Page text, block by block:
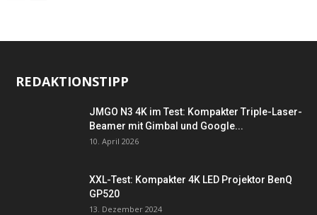
REDAKTIONSTIPP
JMGO N3 4K im Test: Kompakter Triple-Laser-
Beamer mit Gimbal und Google...
10. April 2026
XXL-Test: Kompakter 4K LED Projektor BenQ
GP520
13. Dezember 2024